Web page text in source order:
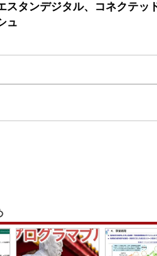
スタンデジタル、コネクテッ
ュ